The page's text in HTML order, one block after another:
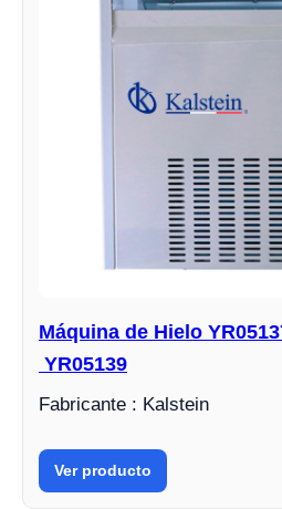
Máquina de Hielo
YR05139
Fabricante : Kalstein
Ver producto